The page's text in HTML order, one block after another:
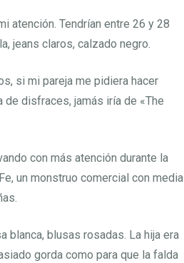
atención. Tendrían entre 26 y 28
jeans claros, calzado negro.
si mi pareja me pidiera hacer
de disfraces, jamás iría de «The
con más atención durante la
un monstruo comercial con media
blanca, blusas rosadas. La hija era
gorda como para que la falda